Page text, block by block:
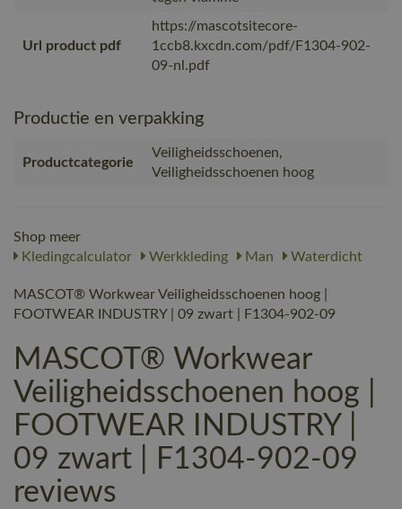
Url product pdf
https://mascotsitecore-
1ccb8.kxcdn.com/pdf/F1304-902-
09-nl.pdf
Productie en verpakking
Productcategorie
Veiligheidsschoenen,
Veiligheidsschoenen hoog
Shop meer
Kledingcalculator
Werkkleding Man Waterdicht
MASCOT® Workwear Veiligheidsschoenen hoog |
FOOTWEAR INDUSTRY | 09 zwart | F1304-902-09
MASCOT® Workwear
Veiligheidsschoenen hoog |
FOOTWEAR INDUSTRY |
09 zwart | F1304-902-09
reviews